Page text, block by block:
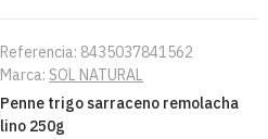
Referencia: 8435037841562
Marca: SOL NATURAL
Penne trigo sarraceno remolacha
lino 250g